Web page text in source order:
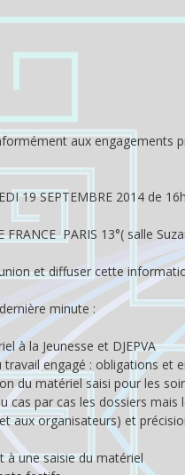
aux engagements
19 SEPTEMBRE 2014 de
FRANCE PARIS 13°( salle
et diffuser cette
minute :
à la Jeunesse et DJEPVA
engagé : obligations et
du matériel saisi pour les
cas par cas les dossiers
aux organisateurs) et
une saisie du matériel